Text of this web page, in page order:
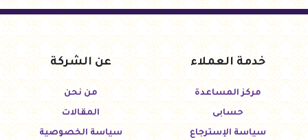
خدمة العملاء
مركز المساعدة
حسابى
سياسة الإسترجاع
عن الشركة
من نحن
المقالات
سياسة الخصوصية